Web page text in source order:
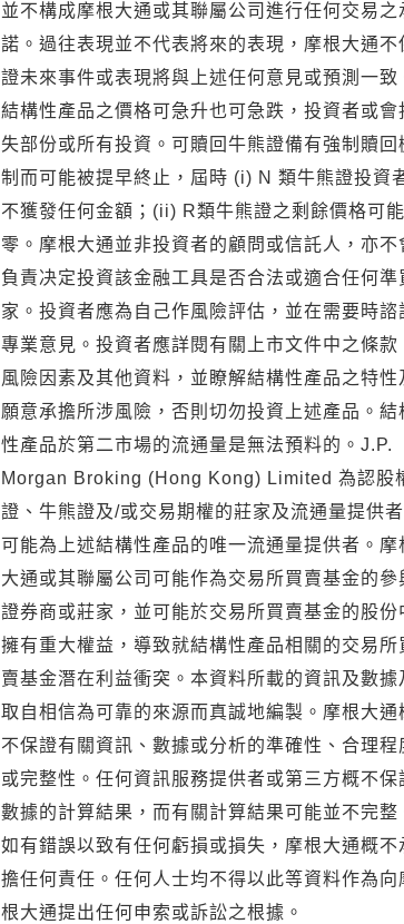
並不構成摩根大通或其聯屬公司進行任何交易之
諾。過往表現並不代表將來的表現，摩根大通不
證未來事件或表現將與上述任何意見或預測一致
結構性產品之價格可急升也可急跌，投資者或會
失部份或所有投資。可贖回牛熊證備有強制贖回
制而可能被提早終止，屆時 (i) N 類牛熊證投資
不獲發任何金額；(ii) R類牛熊證之剩餘價格可
零。摩根大通並非投資者的顧問或信託人，亦不
負責决定投資該金融工具是否合法或適合任何準
家。投資者應為自己作風險評估，並在需要時諮
專業意見。投資者應詳閱有關上市文件中之條款
風險因素及其他資料，並瞭解結構性產品之特性
願意承擔所涉風險，否則切勿投資上述產品。結
性產品於第二市場的流通量是無法預料的。J.P.
Morgan Broking (Hong Kong) Limited 為認股
證、牛熊證及/或交易期權的莊家及流通量提供
可能為上述結構性產品的唯一流通量提供者。摩
大通或其聯屬公司可能作為交易所買賣基金的參
證券商或莊家，並可能於交易所買賣基金的股份
擁有重大權益，導致就結構性產品相關的交易所
賣基金潛在利益衝突。本資料所載的資訊及數據
取自相信為可靠的來源而真誠地編製。摩根大通
不保證有關資訊、數據或分析的準確性、合理程
或完整性。任何資訊服務提供者或第三方概不保
數據的計算結果，而有關計算結果可能並不完整
如有錯誤以致有任何虧損或損失，摩根大通概不
擔任何責任。任何人士均不得以此等資料作為向
根大通提出任何申索或訴訟之根據。